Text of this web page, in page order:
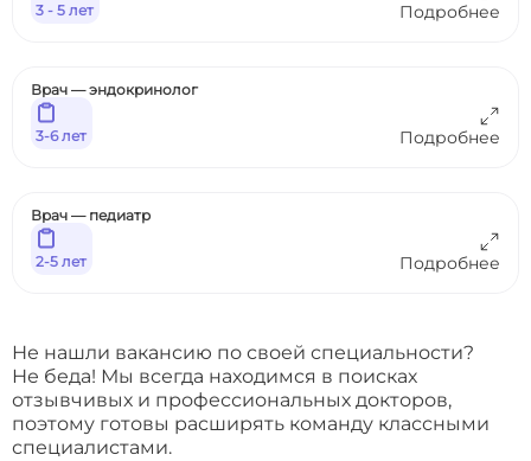
Подробнее
3 - 5 лет
Врач — эндокринолог
Подробнее
3-6 лет
Врач — педиатр
Подробнее
2-5 лет
Не нашли вакансию по своей специальности?
Не беда! Мы всегда находимся в поисках
отзывчивых и профессиональных докторов,
поэтому готовы расширять команду классными
специалистами.